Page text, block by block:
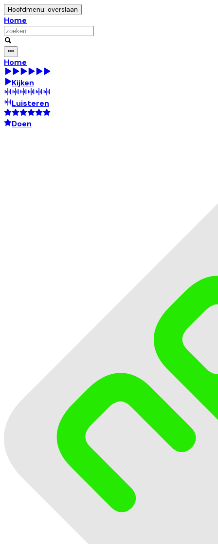
Hoofdmenu: overslaan
Home
Home
Kijken
Luisteren
Doen